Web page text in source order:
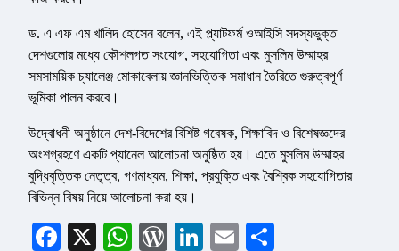
ড. এ এফ এম খালিদ হোসেন বলেন, এই প্ল্যাটফর্ম ওআইসি সদস্যভুক্ত
দেশগুলোর মধ্যে কৌশলগত সংযোগ, সহযোগিতা এবং মুসলিম উম্মাহর
সমসাময়িক চ্যালেঞ্জ মোকাবেলায় জ্ঞানভিত্তিক সমাধান তৈরিতে গুরুত্বপূর্ণ
ভূমিকা পালন করবে।
উদ্বোধনী অনুষ্ঠানে দেশ-বিদেশের বিশিষ্ট গবেষক, শিক্ষাবিদ ও বিশেষজ্ঞদের
অংশগ্রহণে একটি প্যানেল আলোচনা অনুষ্ঠিত হয়। এতে মুসলিম উম্মাহর
বুদ্ধিবৃত্তিক নেতৃত্ব, গণমাধ্যম, শিক্ষা, প্রযুক্তি এবং বৈশ্বিক সহযোগিতার
বিভিন্ন বিষয় নিয়ে আলোচনা করা হয়।
Facebook
X WhatsApp
WordPress
LinkedIn
Email